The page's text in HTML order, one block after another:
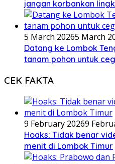
jangan korbankan
5 March 20265 March
Datang ke Lombok
tanam pohon untuk
CEK FAKTA
9 February 20269
Hoaks: Tidak benar
menit di Lombok Timur